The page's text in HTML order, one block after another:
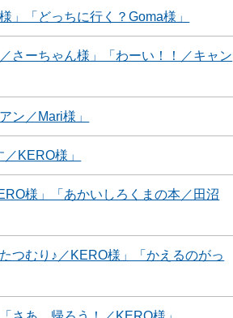
」「どっちに行く？Goma様」
さーちゃん様」「わーい！！／キャン
ン／Mari様」
KERO様」
様」「あかいしろくまの本／田沼
つむり♪／KERO様」「かえるのがっ